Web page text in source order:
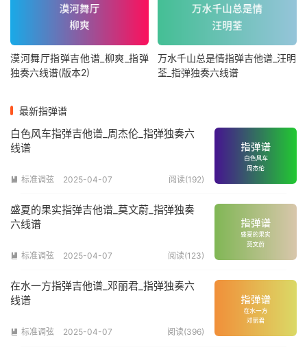
漠河舞厅指弹吉他谱_柳爽_指弹
独奏六线谱(版本2)
万水千山总是情指弹吉他谱_汪明
荃_指弹独奏六线谱
最新指弹谱
白色风车指弹吉他谱_周杰伦_指弹独奏六
线谱
 标准调弦 2025-04-07 阅读(192)
盛夏的果实指弹吉他谱_莫文蔚_指弹独奏
六线谱
 标准调弦 2025-04-07 阅读(123)
在水一方指弹吉他谱_邓丽君_指弹独奏六
线谱
 标准调弦 2025-04-07 阅读(396)